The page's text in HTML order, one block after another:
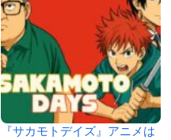
『サカモトデイズ』アニメは